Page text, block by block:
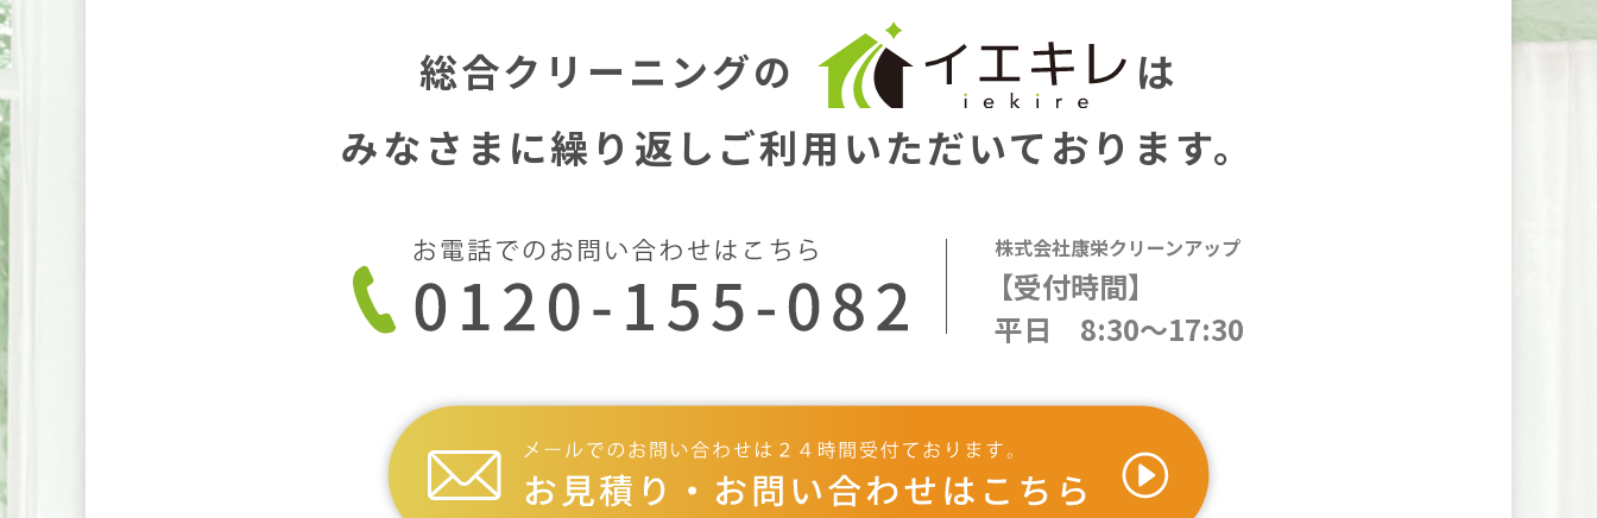
総合クリーニングの
は
みなさまに繰り返しご利用いただいております。
株式会社康栄クリーンアップ
【受付時間】
平日 8:30～17:30